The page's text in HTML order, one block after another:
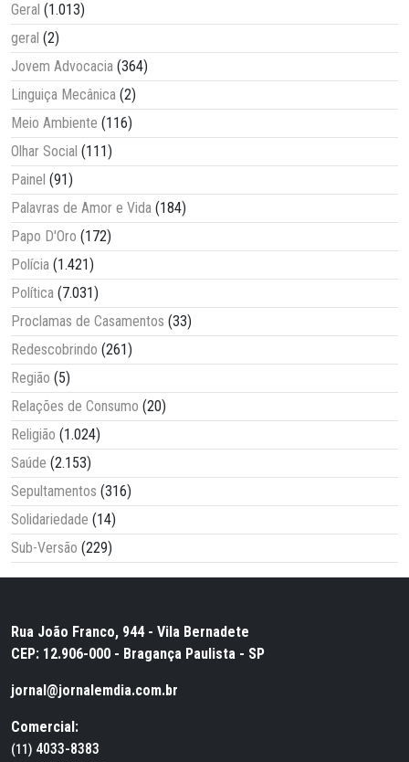
Geral (1.013)
geral (2)
Jovem Advocacia (364)
Linguiça Mecânica (2)
Meio Ambiente (116)
Olhar Social (111)
Painel (91)
Palavras de Amor e Vida (184)
Papo D'Oro (172)
Polícia (1.421)
Política (7.031)
Proclamas de Casamentos (33)
Redescobrindo (261)
Região (5)
Relações de Consumo (20)
Religião (1.024)
Saúde (2.153)
Sepultamentos (316)
Solidariedade (14)
Sub-Versão (229)
Rua João Franco, 944 - Vila Bernadete
CEP: 12.906-000 - Bragança Paulista - SP
jornal@jornalemdia.com.br
Comercial:
(11) 4033-8383